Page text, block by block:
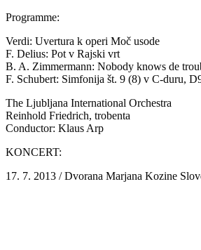
Programme:
Verdi: Uvertura k operi Moč usode
F. Delius: Pot v Rajski vrt
B. A. Zimmermann: Nobody knows de
F. Schubert: Simfonija št. 9 (8) v C-duru,
The Ljubljana International Orchestra
Reinhold Friedrich, trobenta
Conductor: Klaus Arp
KONCERT:
17. 7. 2013 / Dvorana Marjana Kozine